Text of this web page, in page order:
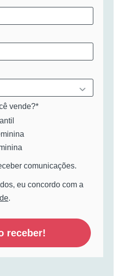
vende?*
comunicações.
eu concordo com a
.
receber!